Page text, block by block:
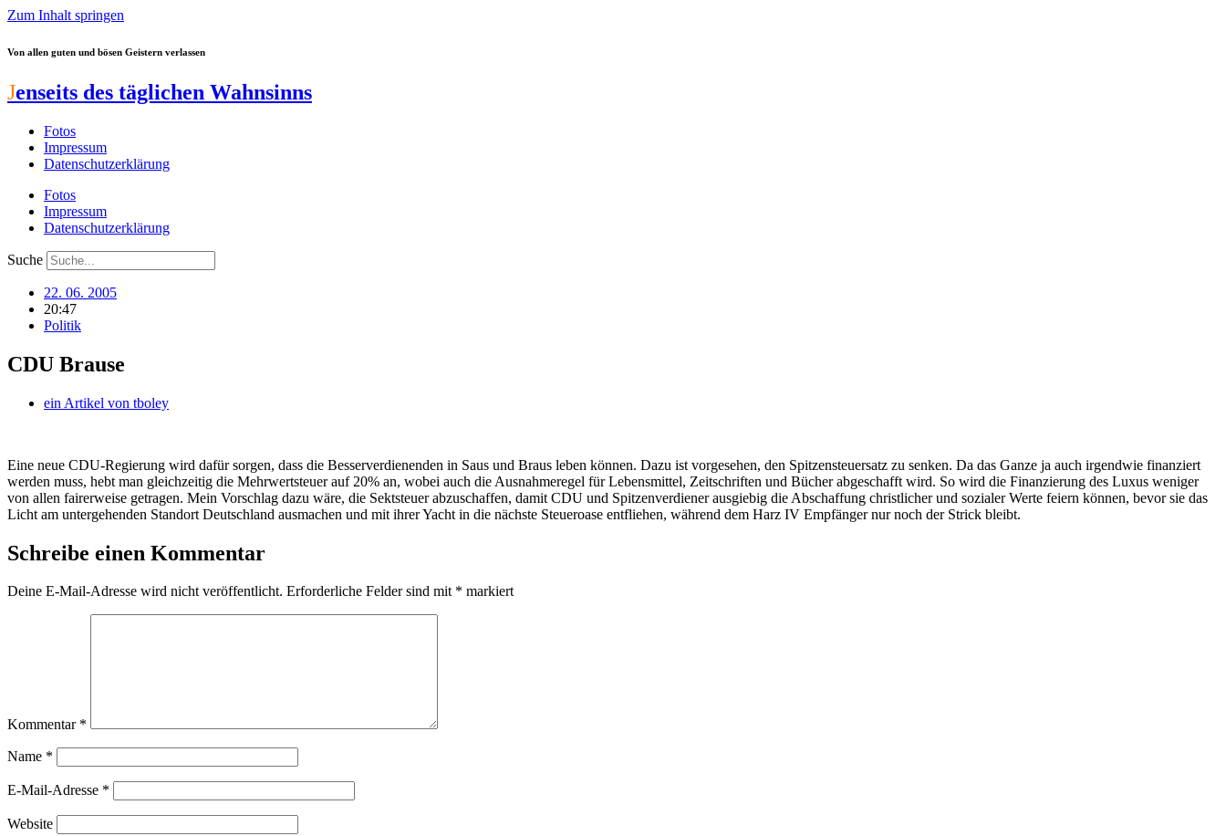
Zum Inhalt springen
Von allen guten und bösen Geistern verlassen
Jenseits des täglichen Wahnsinns
Fotos
Impressum
Datenschutzerklärung
Fotos
Impressum
Datenschutzerklärung
Suche
22. 06. 2005
20:47
Politik
CDU Brause
ein Artikel von tboley
Eine neue CDU-Regierung wird dafür sorgen, dass die Besserverdienenden in Saus und Braus leben können. Dazu ist vorgesehen, den Spitzensteuersatz zu senken. Da das Ganze ja auch irgendwie finanziert
werden muss, hebt man gleichzeitig die Mehrwertsteuer auf 20% an, wobei auch die Ausnahmeregel für Lebensmittel, Zeitschriften und Bücher abgeschafft wird. So wird die Finanzierung des Luxus weniger
von allen fairerweise getragen. Mein Vorschlag dazu wäre, die Sektsteuer abzuschaffen, damit CDU und Spitzenverdiener ausgiebig die Abschaffung christlicher und sozialer Werte feiern können, bevor sie das
Licht am untergehenden Standort Deutschland ausmachen und mit ihrer Yacht in die nächste Steueroase entfliehen, während dem Harz IV Empfänger nur noch der Strick bleibt.
Schreibe einen Kommentar
Deine E-Mail-Adresse wird nicht veröffentlicht. Erforderliche Felder sind mit * markiert
Kommentar *
Name *
E-Mail-Adresse *
Website